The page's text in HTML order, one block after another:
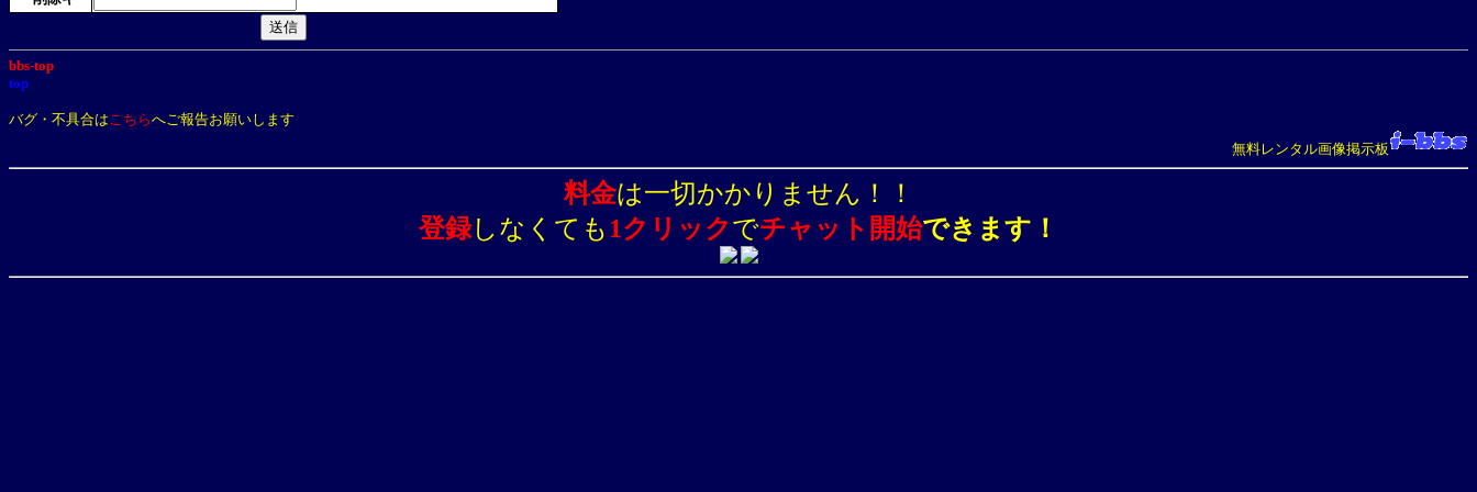
bbs-top
top
バグ・不具合はこちらへご報告お願いします
無料レンタル画像掲示板
料金は一切かかりません！！
登録しなくても 1クリックでチャット開始できます！